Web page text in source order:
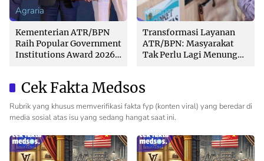
Agraria
Kementerian ATR/BPN
Raih Popular Government
Institutions Award 2026
Agraria
Transformasi Layanan
ATR/BPN: Masyarakat
Tak Perlu Lagi Menunggu
Cek Fakta Medsos
Rubrik yang khusus memverifikasi fakta fyp (konten viral) yang beredar di
media sosial atas isu yang sedang hangat saat ini.